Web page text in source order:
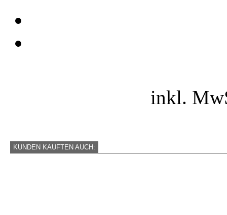
inkl.
KUNDEN KAUFTEN AUCH: